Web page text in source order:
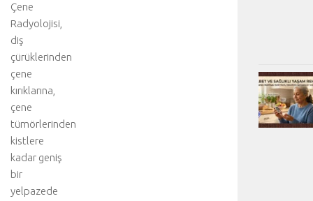
Çene
Radyolojisi,
diş
çürüklerinden
çene
kırıklarına,
çene
tümörlerinden
kistlere
kadar geniş
bir
yelpazede